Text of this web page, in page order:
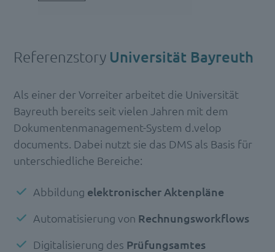
Referenzstory Universität Bayreuth
Als einer der Vorreiter arbeitet die Universität
Bayreuth bereits seit vielen Jahren mit dem
Dokumentenmanagement-System d.velop
documents. Dabei nutzt sie das DMS als Basis für
unterschiedliche Bereiche:
Abbildung elektronischer Aktenpläne
Automatisierung von Rechnungsworkflows
Digitalisierung des Prüfungsamtes